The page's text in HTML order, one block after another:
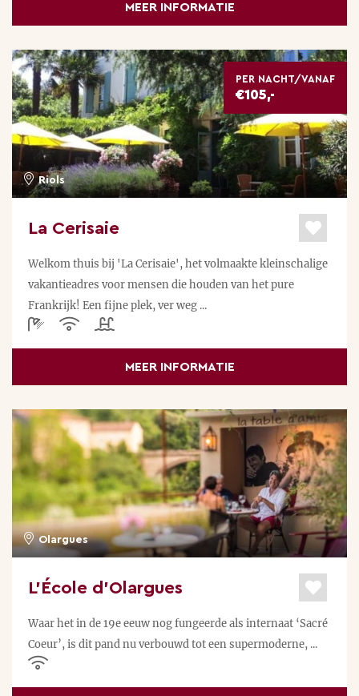
MEER INFORMATIE
PER NACHT/VANAF
€105,-
Riols
La Cerisaie
Welkom thuis bij 'La Cerisaie', het volmaakte kleinschalige
vakantieadres voor mensen die houden van het pure
Frankrijk! Een fijne plek, ver weg ...
MEER INFORMATIE
Olargues
L’École d’Olargues
Waar het in de 19e eeuw nog fungeerde als internaat ‘Sacré
Coeur’, is dit pand nu verbouwd tot een supermoderne, ...